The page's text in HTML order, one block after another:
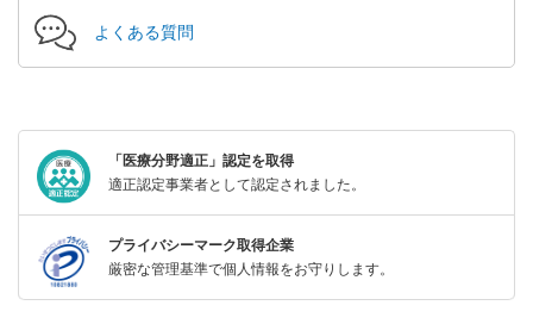
よくある質問
「医療分野適正」認定を取得
適正認定事業者として認定されました。
プライバシーマーク取得企業
厳密な管理基準で個人情報をお守りします。